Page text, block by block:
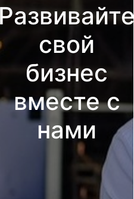
свой
бизнес
вместе с
нами